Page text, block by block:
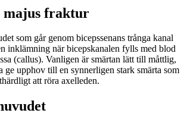
majus fraktur
som går genom bicepssenans trånga kanal
inklämning när bicepskanalen fylls med blod
(callus). Vanligen är smärtan lätt till måttlig,
ge upphov till en synnerligen stark smärta som
att röra axelleden.